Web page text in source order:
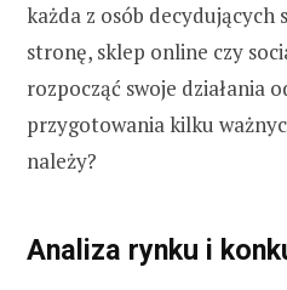
każda z osób decydujących
stronę, sklep online czy
rozpocząć swoje działania
przygotowania kilku
należy?
Analiza rynku i